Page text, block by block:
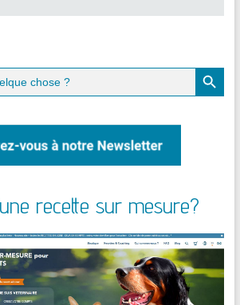
Search Button
recette sur mesure?